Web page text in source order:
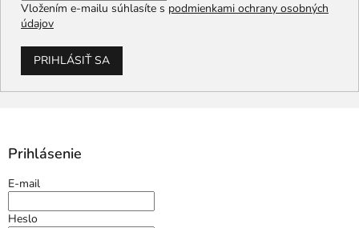
Vložením e-mailu súhlasíte s podmienkami ochrany osobných
údajov
PRIHLÁSIŤ SA
Prihlásenie
E-mail
Heslo